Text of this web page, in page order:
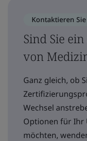
Kontaktieren
Sind Sie
von
Ganz gleich, ob
Wechsel
Optionen für Ihr
möchten,